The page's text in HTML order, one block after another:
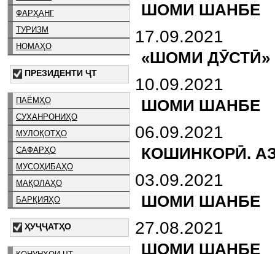
ФАРҲАНГ
ТУРИЗМ
НОМАҲО
ПРЕЗИДЕНТИ ҶТ
ПАЁМҲО
СУХАНРОНИҲО
МУЛОҚОТҲО
САФАРҲО
МУСОҲИБАҲО
МАҚОЛАҲО
БАРҚИЯҲО
ҲУҶҶАТҲО
ШОМИ ШАНБЕ
17.09.2021
«ШОМИ
10.09.2021
ШОМИ ШАНБЕ
06.09.2021
КОШИНКОРӢ.
03.09.2021
ШОМИ ШАНБЕ
27.08.2021
ШОМИ ШАНБЕ